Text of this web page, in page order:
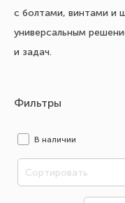
с болтами, винтами и
универсальным
и задач.
Фильтры
В наличии
Сортировать